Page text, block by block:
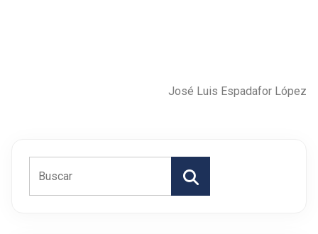
José Luis Espadafor López
Buscar